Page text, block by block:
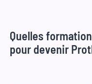
Quelles
pour devenir